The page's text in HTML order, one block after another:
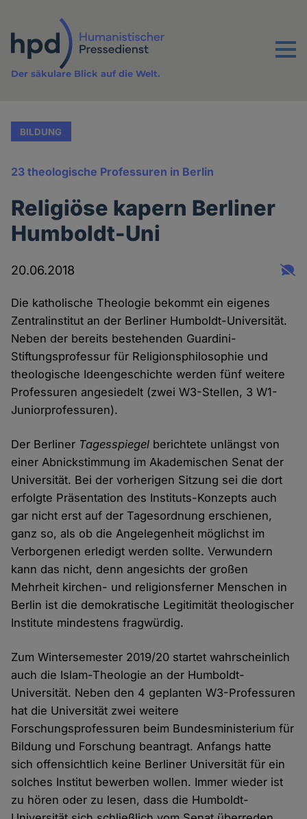
Inhalt
Menu
Der säkulare Blick auf die Welt.
BILDUNG
23 theologische Professuren in Berlin
Religiöse kapern Berliner
Humboldt-Uni
20.06.2018
Die katholische Theologie bekommt ein eigenes
Zentralinstitut an der Berliner Humboldt-Universität.
Neben der bereits bestehenden Guardini-
Stiftungsprofessur für Religionsphilosophie und
theologische Ideengeschichte werden fünf weitere
Professuren angesiedelt (zwei W3-Stellen, 3 W1-
Juniorprofessuren).
Der Berliner Tagesspiegel berichtete unlängst von
einer Abnickstimmung im Akademischen Senat der
Universität. Bei der vorherigen Sitzung sei die dort
erfolgte Präsentation des Instituts-Konzepts auch
gar nicht erst auf der Tagesordnung erschienen,
ganz so, als ob die Angelegenheit möglichst im
Verborgenen erledigt werden sollte. Verwundern
kann das nicht, denn angesichts der großen
Mehrheit kirchen- und religionsferner Menschen in
Berlin ist die demokratische Legitimität theologischer
Institute mindestens fragwürdig.
Zum Wintersemester 2019/20 startet wahrscheinlich
auch die Islam-Theologie an der Humboldt-
Universität. Neben den 4 geplanten W3-Professuren
hat die Universität zwei weitere
Forschungsprofessuren beim Bundesministerium für
Bildung und Forschung beantragt. Anfangs hatte
sich offensichtlich keine Berliner Universität für ein
solches Institut bewerben wollen. Immer wieder ist
zu hören oder zu lesen, dass die Humboldt-